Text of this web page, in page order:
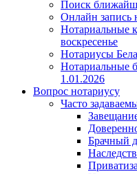
Поиск
Онлайн запись
Нотариальные
воскресенье
Нотариусы
Нотариальные
1.01.2026
Вопрос нотариусу
Часто
Брачный